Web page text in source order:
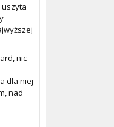
uszyta
nic
dla niej
nad